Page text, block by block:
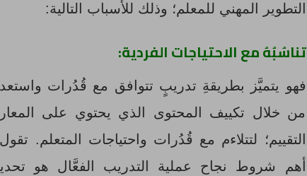
التطوير المهني للمعلم؛ وذلك للأسباب التالية:
تناسُبُهُ مع الاحتياجات الفردية:
فهو يتميَّز بطريقةِ تدريبٍ تتوافق مع قُدُرات
من خلال تكييف المحتوى الذي يحتوي على
أهم شروط نجاح عملية التدريب الفعَّال هو تحديد